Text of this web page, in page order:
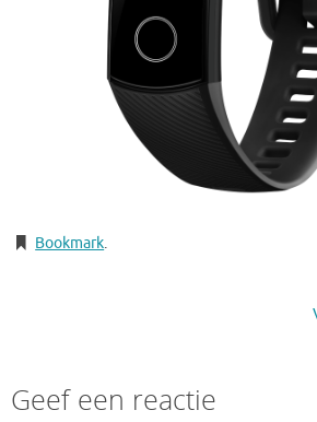
Bookmark.
Geef een reactie